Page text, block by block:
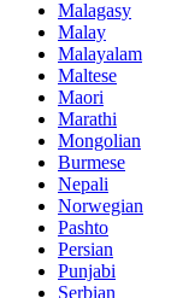
Malagasy
Malay
Malayalam
Maltese
Maori
Marathi
Mongolian
Burmese
Nepali
Norwegian
Pashto
Persian
Punjabi
Serbian